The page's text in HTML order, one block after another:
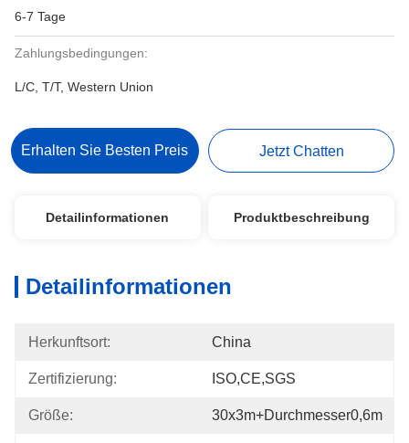
6-7 Tage
Zahlungsbedingungen:
L/C, T/T, Western Union
Erhalten Sie Besten Preis Jetzt Chatten
Detailinformationen Produktbeschreibung
Detailinformationen
Herkunftsort: China
Zertifizierung: ISO,CE,SGS
Größe: 30x3m+Durchmesser0,6m